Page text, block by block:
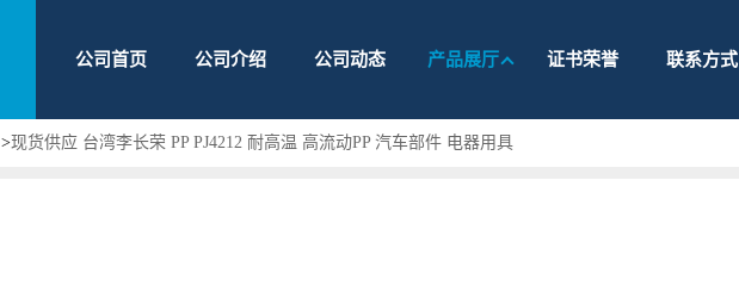
公司首页 公司介绍 公司动态 产品展厅 证书荣誉 联系方式
>现货供应 台湾李长荣 PP PJ4212 耐高温 高流动PP 汽车部件 电器用具